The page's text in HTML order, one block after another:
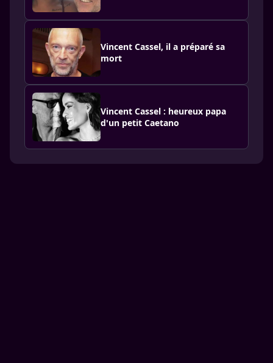
Vincent Cassel, il a préparé sa
mort
Vincent Cassel : heureux papa
d'un petit Caetano